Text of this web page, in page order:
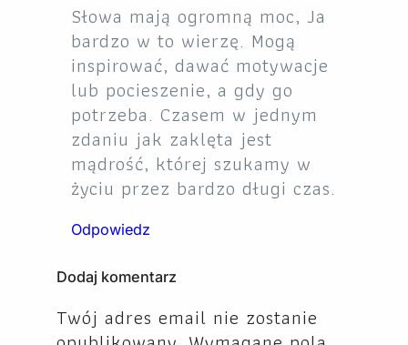
Słowa mają ogromną moc, Ja
bardzo w to wierzę. Mogą
inspirować, dawać motywacje
lub pocieszenie, a gdy go
potrzeba. Czasem w jednym
zdaniu jak zaklęta jest
mądrość, której szukamy w
życiu przez bardzo długi czas.
Odpowiedz
Dodaj komentarz
Twój adres email nie zostanie